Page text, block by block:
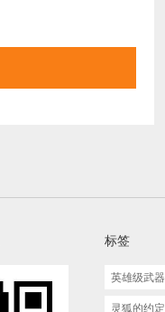
标签
英雄级武器
灵狐的约定